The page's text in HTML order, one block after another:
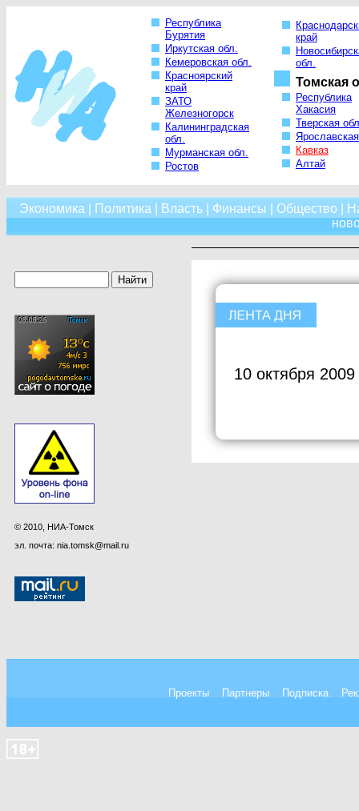
Республика
Бурятия
Иркутская обл.
Кемеровская обл.
Красноярский
край
ЗАТО
Железногорск
Калининградская
обл.
Мурманская обл.
Ростов
край
обл.
Томская
Республика
Хакасия
Тверская
Кавказ
Алтай
Экономика Политика Власть| Финансы Общество
© 2010, НИА-Томск
эл. почта: nia.tomsk@mail.ru
10 октября 2009
Проекты Партнеры Подписка